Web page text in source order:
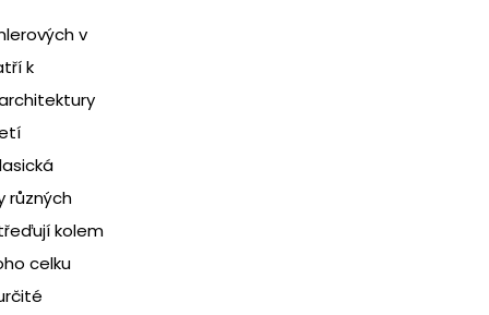
v
k
různých
kolem
celku